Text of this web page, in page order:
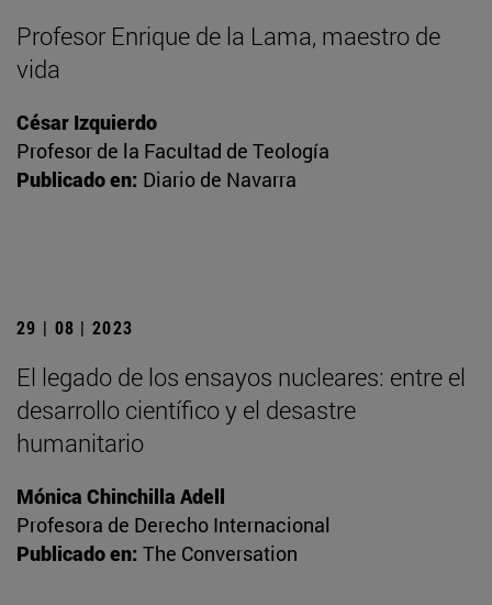
Profesor Enrique de la Lama, maestro de
vida
César Izquierdo
Profesor de la Facultad de Teología
Publicado en: Diario de Navarra
29 | 08 | 2023
El legado de los ensayos nucleares: entre el
desarrollo científico y el desastre
humanitario
Mónica Chinchilla Adell
Profesora de Derecho Internacional
Publicado en: The Conversation